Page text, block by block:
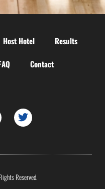
Host Hotel Results
Contact
Reserved.